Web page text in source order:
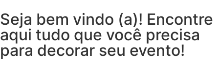
Seja bem vindo (a)! Encontre
aqui tudo que você precisa
para decorar seu evento!